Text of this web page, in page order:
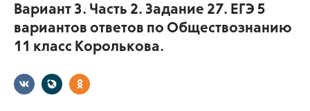
Вариант 3. Часть 2. Задание 27. ЕГЭ 5
вариантов ответов по Обществознанию
11 класс Королькова.